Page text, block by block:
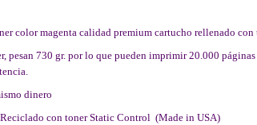
color magenta calidad premium cartucho rellenado con
pesan 730 gr. por lo que pueden imprimir 20.000
dinero
con toner Static Control (Made in USA)